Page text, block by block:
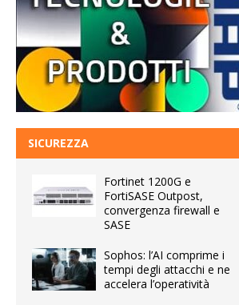
SICUREZZA
Fortinet 1200G e
FortiSASE Outpost,
convergenza firewall e
SASE
Sophos: l’AI comprime i
tempi degli attacchi e ne
accelera l’operatività